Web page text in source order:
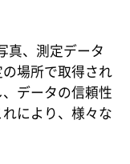
真、測定データ
場所で取得され
データの信頼性
により、様々な